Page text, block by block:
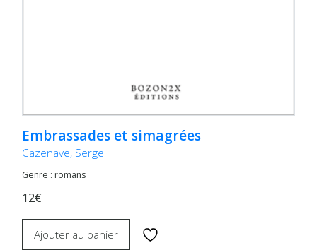
Embrassades et simagrées
Cazenave, Serge
Genre : romans
12€
Ajouter au panier